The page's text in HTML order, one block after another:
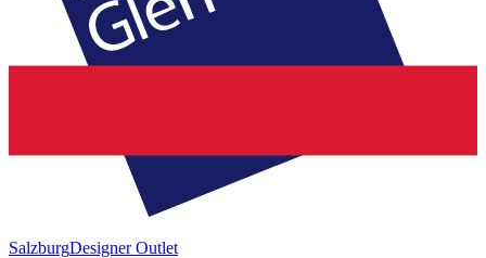
SalzburgDesigner Outlet